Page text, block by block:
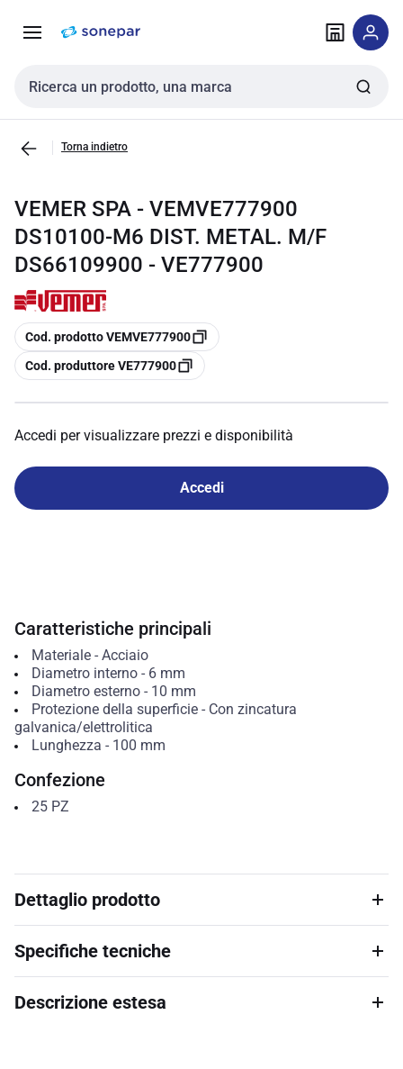
navigazione alla
Cerca input
Torna indietro
VEMER SPA - VEMVE777900
DS10100-M6 DIST. METAL. M/F
DS66109900 - VE777900
copia
Cod. prodotto VEMVE777900
copia
Cod. produttore VE777900
Accedi per visualizzare prezzi e disponibilità
Accedi
Caratteristiche principali
Materiale- Acciaio
Diametro interno- 6 mm
Diametro esterno- 10 mm
Protezione della superficie- Con zincatura
galvanica/elettrolitica
Lunghezza - 100 mm
Confezione
25 PZ
Dettaglio prodotto
Specifiche tecniche
Descrizione estesa